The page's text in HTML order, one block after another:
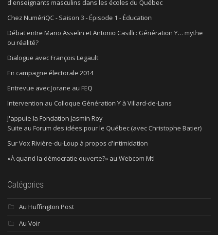
d'enseignants masculins dans les écoles du Québec
Chez NumériQC - Saison 3 - Épisode 1 - Éducation
Débat entre Mario Asselin et Antonio Casilli : Génération Y… mythe
ou réalité?
Dialogue avec François Legault
En campagne électorale 2014
Entrevue avec Jorane au FEQ
Intervention au Colloque Génération Y à Villard-de-Lans
J'appuie la Fondation Jasmin Roy
Suite au Forum des idées pour le Québec (avec Christophe Batier)
Sur Vox Rivière-du-Loup à propos d'intimidation
«À quand la démocratie ouverte?» au Webcom Mtl
Catégories
Au Huffington Post
Au Voir